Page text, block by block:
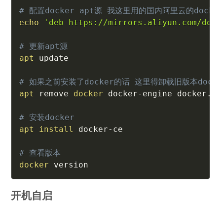
# 配置docker apt源 我这里用的国内阿里云的
echo
'deb https://mirrors.aliyun.com/
# 更新apt源
apt
update
# 如果之前安装了docker的话 这里得卸载旧版本
apt
remove docker docker-engine docker.io
# 安装docker
apt
install docker-ce
# 查看版本
docker version
开机自启